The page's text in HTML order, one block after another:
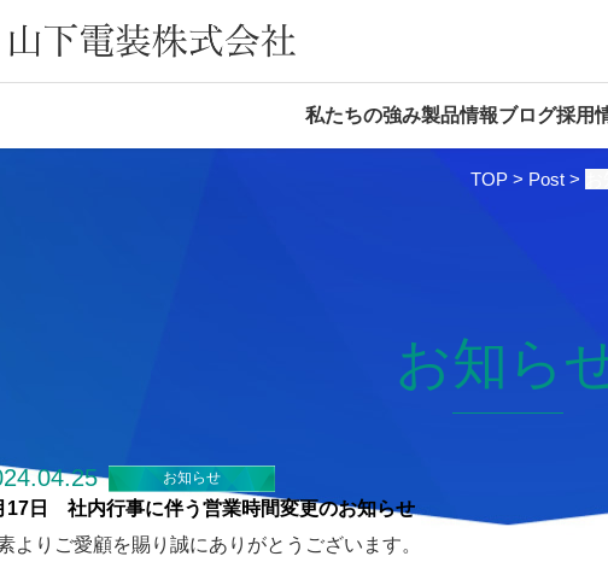
私たちの強み製品情報ブログ採用
TOP > Post >
お知ら
お知らせ
17日 社内行事に伴う営業時間変更のお知らせ
よりご愛顧を賜り誠にありがとうございます。